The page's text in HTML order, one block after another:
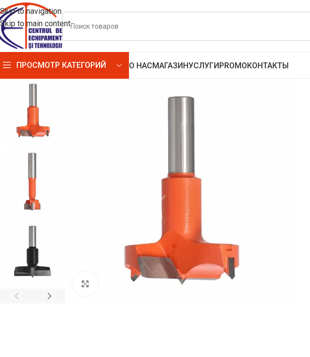
Skip to navigation
Skip to main content
ПРОСМОТР КАТЕГОРИЙ О НАСМАГАЗИНУСЛУГИPROMOКОНТАКТЫ
Нажмите, чтобы увеличить